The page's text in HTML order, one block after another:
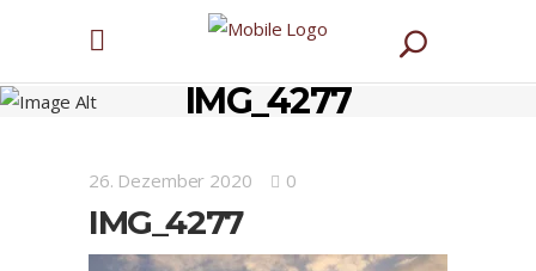
IMG_4277
26. Dezember 2020 0
IMG_4277